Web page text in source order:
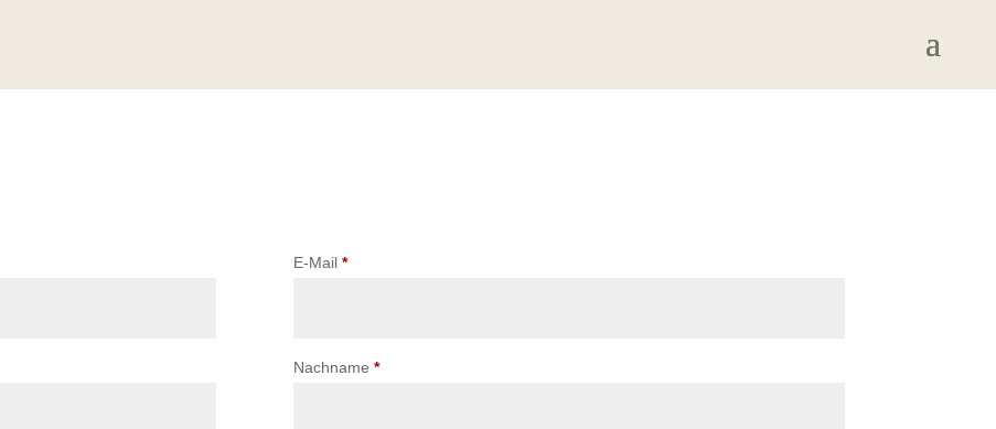
E-Mail*erforderlich
Nachname*erforderlich